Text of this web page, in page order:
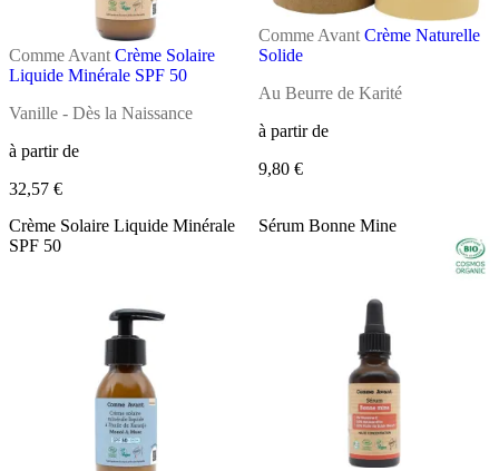
Comme Avant Crème Solaire
Liquide Minérale SPF 50
Vanille - Dès la Naissance
à partir de
32,57 €
Comme Avant Crème Naturelle
Solide
Au Beurre de Karité
à partir de
9,80 €
Crème Solaire Liquide Minérale
SPF 50
Sérum Bonne Mine